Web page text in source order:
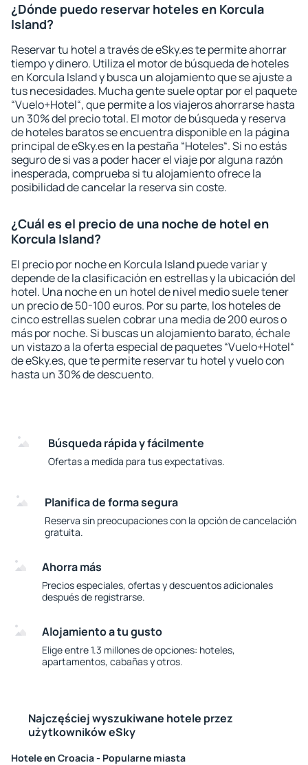
¿Dónde puedo reservar hoteles en Korcula
Island?
Reservar tu hotel a través de eSky.es te permite ahorrar
tiempo y dinero. Utiliza el motor de búsqueda de hoteles
en Korcula Island y busca un alojamiento que se ajuste a
tus necesidades. Mucha gente suele optar por el paquete
“Vuelo+Hotel“, que permite a los viajeros ahorrarse hasta
un 30% del precio total. El motor de búsqueda y reserva
de hoteles baratos se encuentra disponible en la página
principal de eSky.es en la pestaña “Hoteles“. Si no estás
seguro de si vas a poder hacer el viaje por alguna razón
inesperada, comprueba si tu alojamiento ofrece la
posibilidad de cancelar la reserva sin coste.
¿Cuál es el precio de una noche de hotel en
Korcula Island?
El precio por noche en Korcula Island puede variar y
depende de la clasificación en estrellas y la ubicación del
hotel. Una noche en un hotel de nivel medio suele tener
un precio de 50-100 euros. Por su parte, los hoteles de
cinco estrellas suelen cobrar una media de 200 euros o
más por noche. Si buscas un alojamiento barato, échale
un vistazo a la oferta especial de paquetes “Vuelo+Hotel“
de eSky.es, que te permite reservar tu hotel y vuelo con
hasta un 30% de descuento.
Búsqueda rápida y fácilmente
Ofertas a medida para tus expectativas.
Planifica de forma segura
Reserva sin preocupaciones con la opción de cancelación
gratuita.
Ahorra más
Precios especiales, ofertas y descuentos adicionales
después de registrarse.
Alojamiento a tu gusto
Elige entre 1.3 millones de opciones: hoteles,
apartamentos, cabañas y otros.
Najczęściej wyszukiwane hotele przez
użytkowników eSky
Hotele en Croacia - Popularne miasta